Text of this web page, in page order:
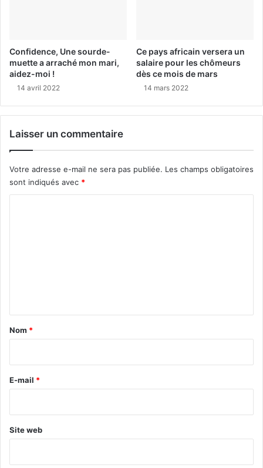
Confidence, Une sourde-
muette a arraché mon mari,
aidez-moi !
14 avril 2022
Ce pays africain versera un
salaire pour les chômeurs
dès ce mois de mars
14 mars 2022
Laisser un commentaire
Votre adresse e-mail ne sera pas publiée. Les champs obligatoires
sont indiqués avec *
a
e
Nom *
E-mail *
Site web